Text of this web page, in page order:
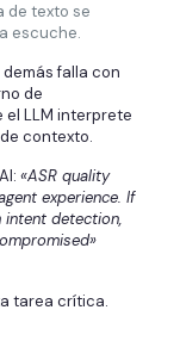
de texto se
escuche.
demás falla con
de
el LLM interprete
contexto.
«ASR quality
experience. If
intent detection,
tarea crítica.